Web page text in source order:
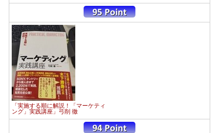
「実施する順に解説！「マーケティ
ング」実践講座」弓削 徹